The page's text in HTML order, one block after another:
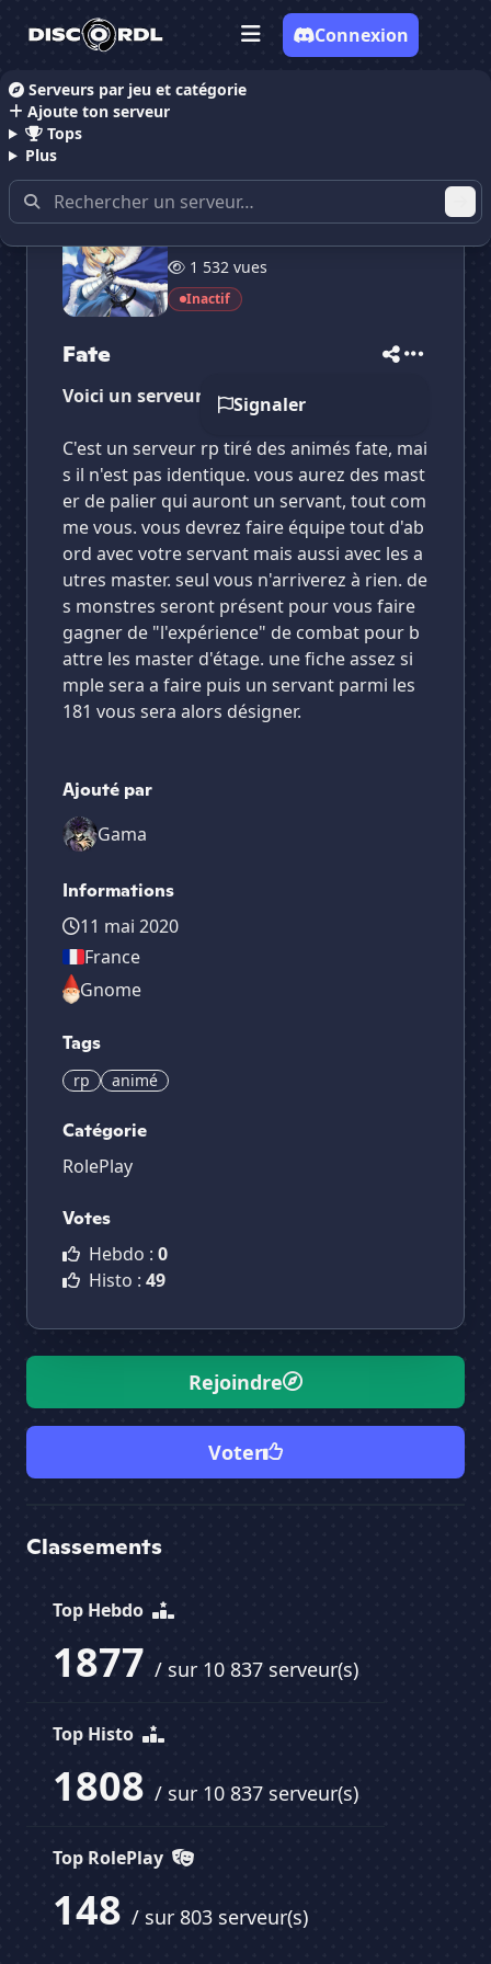
Serveurs par jeu et catégorie
Ajoute ton serveur
Tops
Plus
Connexion
Accueil Serveurs Discord RolePlay
1 532 vues
Inactif
Fate
Signaler
Voici un serveur rp tiré des animés fate
C'est un serveur rp tiré des animés fate, mai
s il n'est pas identique. vous aurez des mast
er de palier qui auront un servant, tout com
me vous. vous devrez faire équipe tout d'ab
ord avec votre servant mais aussi avec les a
utres master. seul vous n'arriverez à rien. de
s monstres seront présent pour vous faire
gagner de "l'expérience" de combat pour b
attre les master d'étage. une fiche assez si
mple sera a faire puis un servant parmi les
181 vous sera alors désigner.
Ajouté par
Gama
Informations
11 mai 2020
France
Gnome
Tags
rp animé
Catégorie
RolePlay
Votes
Hebdo : 0
Histo : 49
Rejoindre
Voter
Vote pour
Classements
Top Hebdo
1877 / sur 10 837 serveur(s)
Top Histo
1808 / sur 10 837 serveur(s)
Top RolePlay
148 / sur 803 serveur(s)
Es-tu sûr de vouloir supprimer ton avis de ce
Supprimer